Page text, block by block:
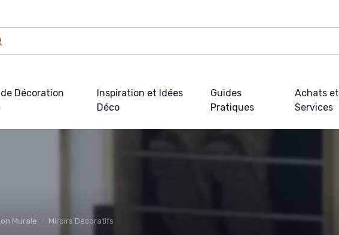
Décoration
Inspiration et Idées
Déco
Guides
Pratiques
Achats et
Services
Murale Miroirs Décoratifs